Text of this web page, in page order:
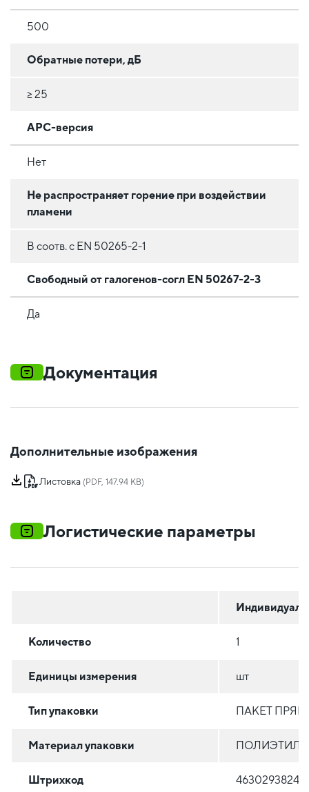
500
Обратные потери, дБ
≥ 25
APC-версия
Нет
Не распространяет горение при воздействии
пламени
В соотв. с EN 50265-2-1
Свободный от галогенов-согл EN 50267-2-3
Да
Документация
Дополнительные изображения
Листовка (PDF, 147.94 KB)
Логистические параметры
Количество 1
Единицы измерения шт
Тип упаковки ПАКЕТ
Материал упаковки
Штрихкод